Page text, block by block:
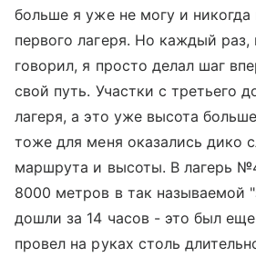
больше я уже не могу и
первого лагеря. Но каждый раз,
говорил, я просто делал шаг
свой путь. Участки с третьего
лагеря, а это уже высота
тоже для меня оказались дико
маршрута и высоты. В лагерь
8000 метров в так называемой
дошли за 14 часов - это был
провел на руках столь